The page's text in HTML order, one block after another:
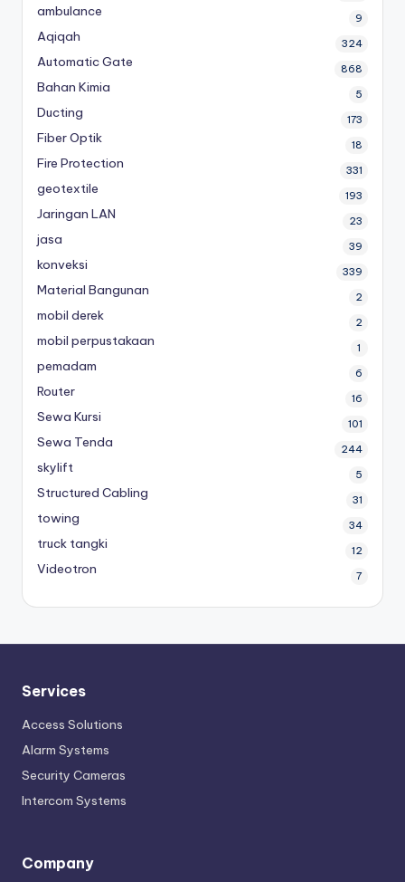
ambulance 9
Aqiqah 324
Automatic Gate 868
Bahan Kimia 5
Ducting 173
Fiber Optik 18
Fire Protection 331
geotextile 193
Jaringan LAN 23
jasa 39
konveksi 339
Material Bangunan 2
mobil derek 2
mobil perpustakaan 1
pemadam 6
Router 16
Sewa Kursi 101
Sewa Tenda 244
skylift 5
Structured Cabling 31
towing 34
truck tangki 12
Videotron 7
Services
Access Solutions
Alarm Systems
Security Cameras
Intercom Systems
Company